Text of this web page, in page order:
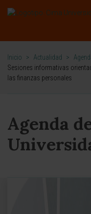
Inicio > Actualidad >
Sesiones informativas
las finanzas personales
Agenda